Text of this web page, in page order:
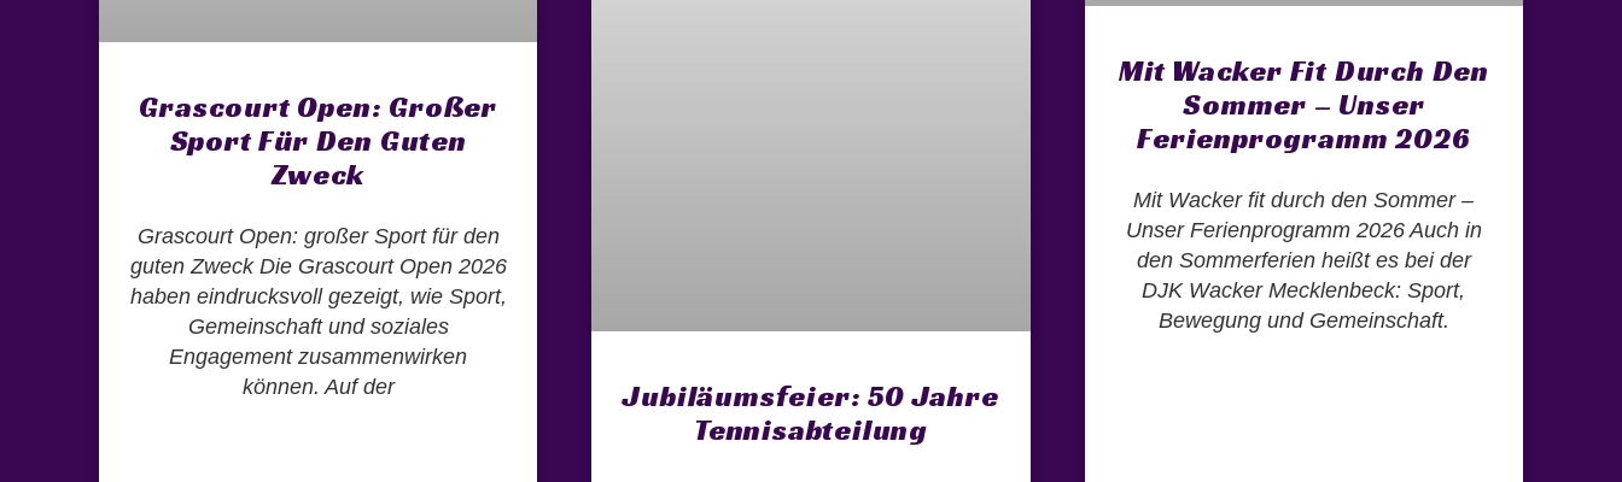
Grascourt Open: Großer
Sport Für Den Guten
Zweck
Grascourt Open: großer Sport für den
guten Zweck Die Grascourt Open 2026
haben eindrucksvoll gezeigt, wie Sport,
Gemeinschaft und soziales
Engagement zusammenwirken
können. Auf der
Jubiläumsfeier: 50 Jahre
Tennisabteilung
Mit Wacker Fit Durch Den
Sommer – Unser
Ferienprogramm 2026
Mit Wacker fit durch den Sommer –
Unser Ferienprogramm 2026 Auch in
den Sommerferien heißt es bei der
DJK Wacker Mecklenbeck: Sport,
Bewegung und Gemeinschaft.